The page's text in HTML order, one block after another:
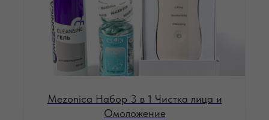
Mezonica Набор 3 в 1 Чистка лица и
Омоложение